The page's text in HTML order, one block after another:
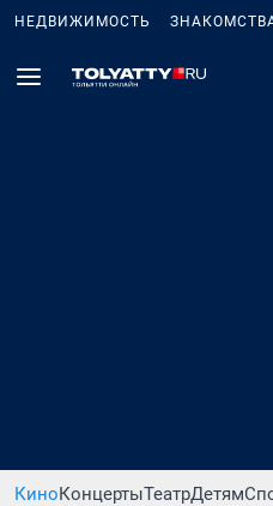
НЕДВИЖИМОСТЬ
КиноКонцертыТеатрДетям